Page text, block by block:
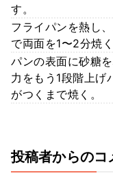
す。
フライパンを熱し
で両面を1〜2分焼く
パンの表面に砂糖
力をもう1段階上げ
がつくまで焼く。
投稿者からのコ